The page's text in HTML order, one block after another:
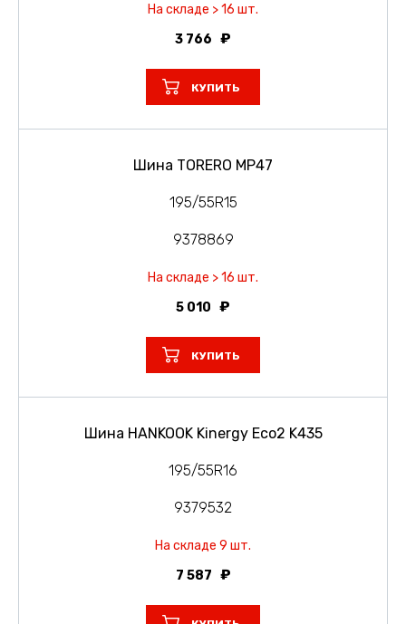
На складе > 16 шт.
3 766
КУПИТЬ
Шина TORERO MP47
195/55R15
9378869
На складе > 16 шт.
5 010
КУПИТЬ
Шина HANKOOK Kinergy Eco2 K435
195/55R16
9379532
На складе 9 шт.
7 587